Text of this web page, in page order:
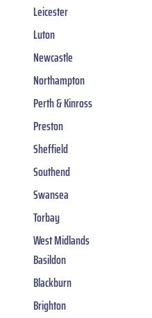
Leicester
Luton
Newcastle
Northampton
Perth & Kinross
Preston
Sheffield
Southend
Swansea
Torbay
West Midlands
Basildon
Blackburn
Brighton